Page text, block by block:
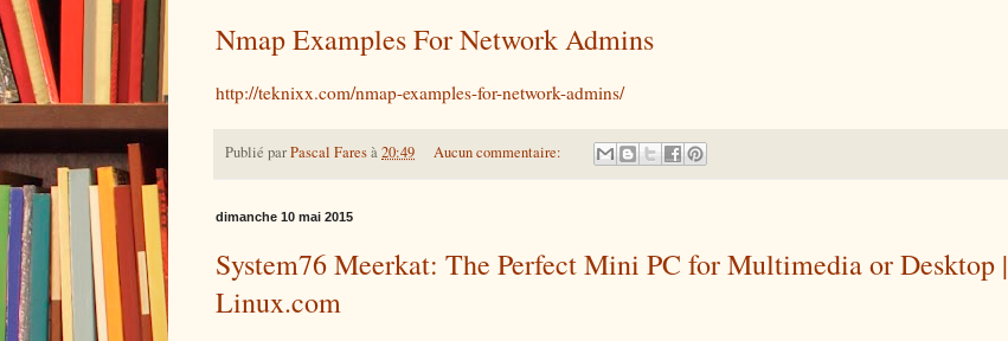
Nmap Examples For Network Admins
http://teknixx.com/nmap-examples-for-network-admins/
Publié parPascal Faresà20:49 Aucun commentaire:
dimanche 10 mai 2015
System76 Meerkat: The Perfect Mini PC for Multimedia or Desktop |
Linux.com